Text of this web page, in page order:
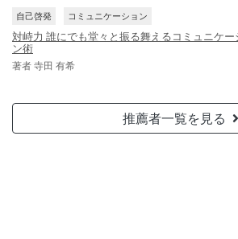
自己啓発 コミュニケーション
対峙力 誰にでも堂々と振る舞えるコミュニケー
ン術
著者 寺田 有希
推薦者一覧を見る